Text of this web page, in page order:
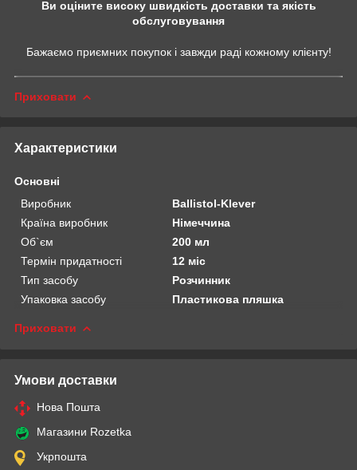
Ви оціните високу швидкість доставки та якість
обслуговування
Бажаємо приємних покупок і завжди раді кожному клієнту!
Приховати
Характеристики
Основні
Виробник
Ballistol-Klever
Країна виробник
Німеччина
Об`єм
200 мл
Термін придатності
12 міс
Тип засобу
Розчинник
Упаковка засобу
Пластикова пляшка
Приховати
Умови доставки
Нова Пошта
Магазини Rozetka
Укрпошта